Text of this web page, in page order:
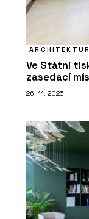
Ve Státní
zasedací
26. 11. 2025